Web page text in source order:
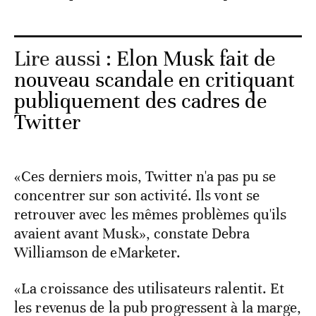
Lire aussi : Elon Musk fait de
nouveau scandale en critiquant
publiquement des cadres de
Twitter
«Ces derniers mois, Twitter n'a pas pu se
concentrer sur son activité. Ils vont se
retrouver avec les mêmes problèmes qu'ils
avaient avant Musk», constate Debra
Williamson de eMarketer.
«La croissance des utilisateurs ralentit. Et
les revenus de la pub progressent à la marge,